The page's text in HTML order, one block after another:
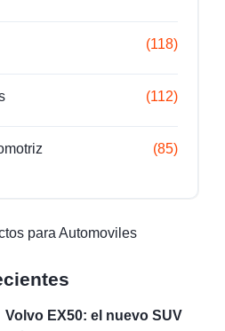
(118)
(112)
(85)
para Automoviles
Volvo EX50: el nuevo SUV